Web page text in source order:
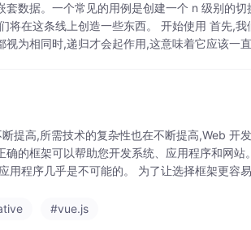
套数据。一个常见的用例是创建一个 n 级别的
将在这条线上创造一些东西。 开始使用 首先,
视为相同时,递归才会起作用,这意味着它应该一
提高,所需技术的复杂性也在不断提高,Web 开
确的框架可以帮助您开发系统、应用程序和网
用程序几乎是不可能的。 为了让选择框架更容
#vue.js